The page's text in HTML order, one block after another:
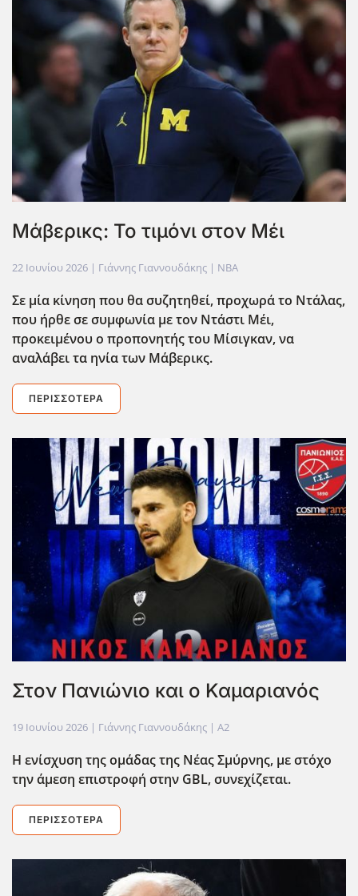
Μάβερικς: Το τιμόνι στον Μέι
22 Ιουνίου 2026 | Γιάννης Γιαννουδάκης | NBA
Σε μία κίνηση που θα συζητηθεί, προχωρά το Ντάλας,
που ήρθε σε συμφωνία με τον Ντάστι Μέι,
προκειμένου ο προπονητής του Μίσιγκαν, να
αναλάβει τα ηνία των Μάβερικς.
ΠΕΡΙΣΣΌΤΕΡΑ
Στον Πανιώνιο και ο Καμαριανός
19 Ιουνίου 2026 | Γιάννης Γιαννουδάκης | A2
Η ενίσχυση της ομάδας της Νέας Σμύρνης, με στόχο
την άμεση επιστροφή στην GBL, συνεχίζεται.
ΠΕΡΙΣΣΌΤΕΡΑ